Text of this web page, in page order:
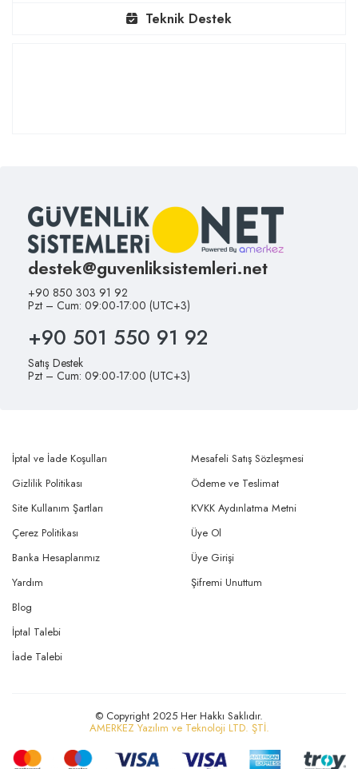
Teknik Destek
destek@guvenliksistemleri.net
+90 850 303 91 92
Pzt – Cum: 09:00-17:00 (UTC+3)
+90 501 550 91 92
Satış Destek
Pzt – Cum: 09:00-17:00 (UTC+3)
İptal ve İade Koşulları
Gizlilik Politikası
Site Kullanım Şartları
Mesafeli Satış Sözleşmesi
Ödeme ve Teslimat
KVKK Aydınlatma Metni
Çerez Politikası
Banka Hesaplarımız
Yardım
Üye Ol
Üye Girişi
Şifremi Unuttum
Blog
İptal Talebi
İade Talebi
© Copyright 2025 Her Hakkı Saklıdır.
AMERKEZ Yazılım ve Teknoloji LTD. ŞTİ.